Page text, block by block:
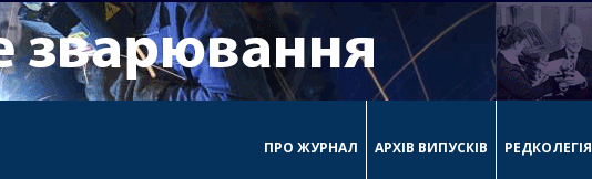
ПРО ЖУРНАЛ АРХІВ ВИПУСКІВ РЕДКОЛЕГІЯ